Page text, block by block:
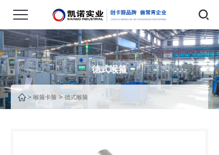
德式喉箍
>喉箍卡箍 >德式喉箍